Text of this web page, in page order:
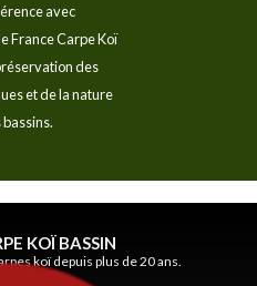
avec
France Carpe Koï
des
et de la nature
KOÏ BASSIN
koï depuis plus de 20 ans.